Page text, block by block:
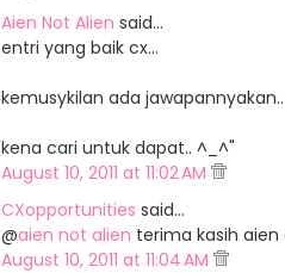
Aien Not Alien said…
entri yang baik cx...
kemusykilan ada jawapannyakan..
kena cari untuk dapat.. ^_^"
August 10, 2011 at 11:02 AM
CXopportunities said…
@aien not alien terima kasih aien
August 10, 2011 at 11:04 AM